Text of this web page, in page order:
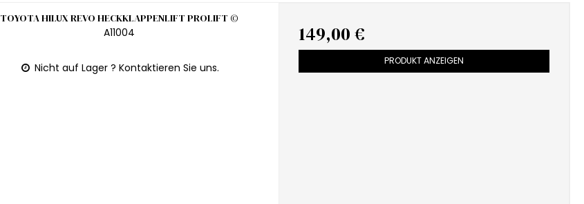
TOYOTA HILUX REVO HECKKLAPPENLIFT PROLIFT ©
A11004
Nicht auf Lager ? Kontaktieren Sie uns.
149,00 €
PRODUKT ANZEIGEN